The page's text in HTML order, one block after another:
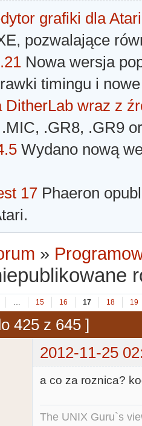
grafiki dla Atari
pozwalające
Nowa wersja
timingu i
wraz z
.GR8, .GR9
Wydano nową
17 Phaeron
»
… 15 16 17 18 19
425 z 645 ]
2012-11-25
a co za roznica?
The UNIX Guru`s